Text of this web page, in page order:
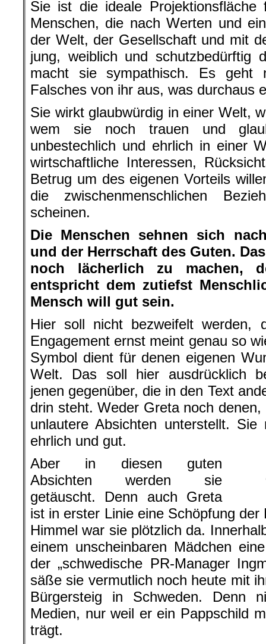
Sie ist die ideale Projektionsfläche
Menschen, die nach Werten und
der Welt, der Gesellschaft und mit
jung, weiblich und schutzbedürftig
macht sie sympathisch. Es geht
Falsches von ihr aus, was durchaus
Sie wirkt glaubwürdig in einer Welt,
wem sie noch trauen und
unbestechlich und ehrlich in einer
wirtschaftliche Interessen,
Betrug um des eigenen Vorteils
die zwischenmenschlichen
scheinen.
Die Menschen sehnen sich
und der Herrschaft des Guten.
noch lächerlich zu machen,
entspricht dem zutiefst
Mensch will gut sein.
Hier soll nicht bezweifelt werden,
Engagement ernst meint genau so
Symbol dient für denen eigenen
Welt. Das soll hier ausdrücklich
jenen gegenüber, die in den Text
drin steht. Weder Greta noch
unlautere Absichten unterstellt.
ehrlich und gut.
Aber in diesen guten
Absichten werden sie
getäuscht. Denn auch Greta
ist in erster Linie eine Schöpfung
Himmel war sie plötzlich da.
einem unscheinbaren Mädchen
der „schwedische PR-Manager
säße sie vermutlich noch heute mit
Bürgersteig in Schweden. Denn
Medien, nur weil er ein Pappschild
trägt.